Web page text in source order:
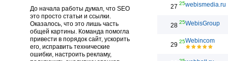
До начала работы думал, что SEO
это просто статьи и ссылки.
Оказалось, что это лишь часть
общей картины. Команда помогла
привести в порядок сайт, ускорить
его, исправить технические
ошибки, настроить рекламу,
27 25webismedia.ru
28 25WebisGroup
29 25Webincom